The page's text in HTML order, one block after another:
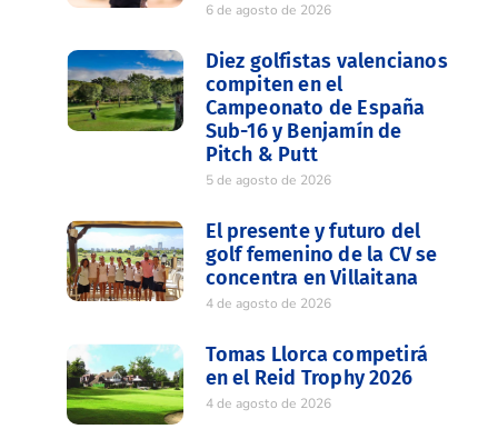
6 de agosto de 2026
Diez golfistas valencianos
compiten en el
Campeonato de España
Sub-16 y Benjamín de
Pitch & Putt
5 de agosto de 2026
El presente y futuro del
golf femenino de la CV se
concentra en Villaitana
4 de agosto de 2026
Tomas Llorca competirá
en el Reid Trophy 2026
4 de agosto de 2026